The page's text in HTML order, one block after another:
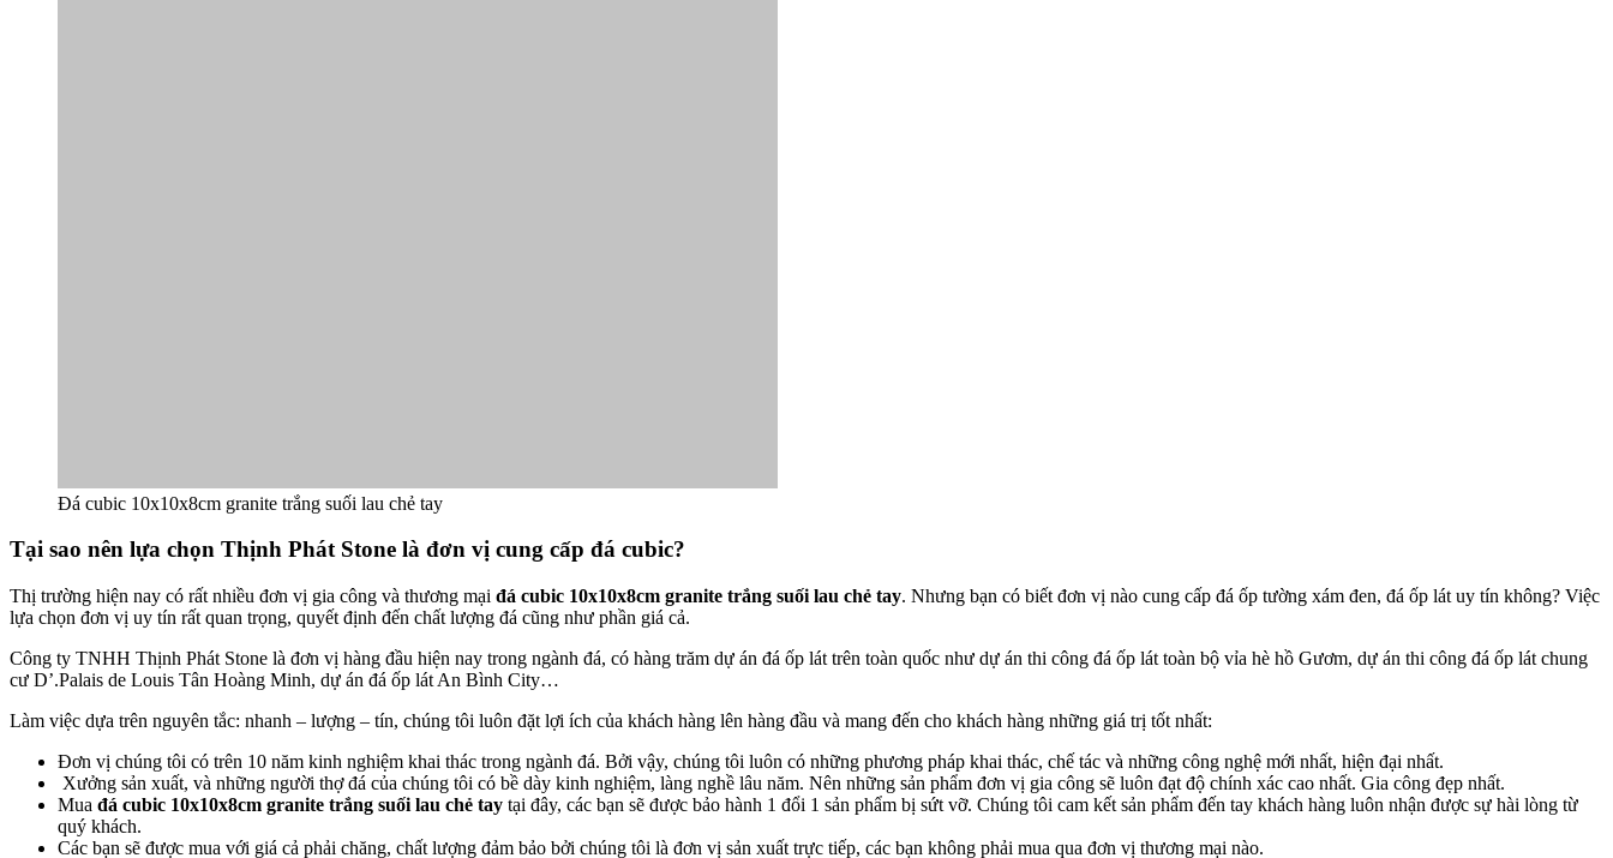
Đá cubic 10x10x8cm granite trắng suối lau chẻ tay
Tại sao nên lựa chọn Thịnh Phát Stone là đơn vị cung cấp đá cubic?
Thị trường hiện nay có rất nhiều đơn vị gia công và thương mại đá cubic 10x10x8cm granite trắng suối lau chẻ tay. Nhưng bạn có biết đơn vị nào cung cấp đá ốp tường xám đen, đá ốp lát uy tín không? Việc
lựa chọn đơn vị uy tín rất quan trọng, quyết định đến chất lượng đá cũng như phần giá cả.
Công ty TNHH Thịnh Phát Stone là đơn vị hàng đầu hiện nay trong ngành đá, có hàng trăm dự án đá ốp lát trên toàn quốc như dự án thi công đá ốp lát toàn bộ vỉa hè hồ Gươm, dự án thi công đá ốp lát chung
cư D’.Palais de Louis Tân Hoàng Minh, dự án đá ốp lát An Bình City…
Làm việc dựa trên nguyên tắc: nhanh – lượng – tín, chúng tôi luôn đặt lợi ích của khách hàng lên hàng đầu và mang đến cho khách hàng những giá trị tốt nhất:
Đơn vị chúng tôi có trên 10 năm kinh nghiệm khai thác trong ngành đá. Bởi vậy, chúng tôi luôn có những phương pháp khai thác, chế tác và những công nghệ mới nhất, hiện đại nhất.
Xưởng sản xuất, và những người thợ đá của chúng tôi có bề dày kinh nghiệm, làng nghề lâu năm. Nên những sản phẩm đơn vị gia công sẽ luôn đạt độ chính xác cao nhất. Gia công đẹp nhất.
Mua đá cubic 10x10x8cm granite trắng suối lau chẻ tay tại đây, các bạn sẽ được bảo hành 1 đổi 1 sản phẩm bị sứt vỡ. Chúng tôi cam kết sản phẩm đến tay khách hàng luôn nhận được sự hài lòng từ
quý khách.
Các bạn sẽ được mua với giá cả phải chăng, chất lượng đảm bảo bởi chúng tôi là đơn vị sản xuất trực tiếp, các bạn không phải mua qua đơn vị thương mại nào.